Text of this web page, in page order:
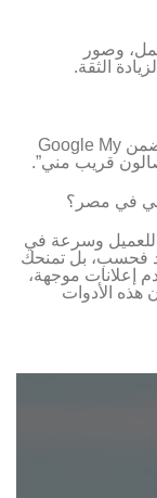
وصور
الثقة.
إذا كنت تدير صالون تجميل في وسط البلد، يضمن Google My
في مصر؟
للعميل وسرعة في
فحسب، بل تمنحك
إعلانات موجهة،
هذه الأدوات